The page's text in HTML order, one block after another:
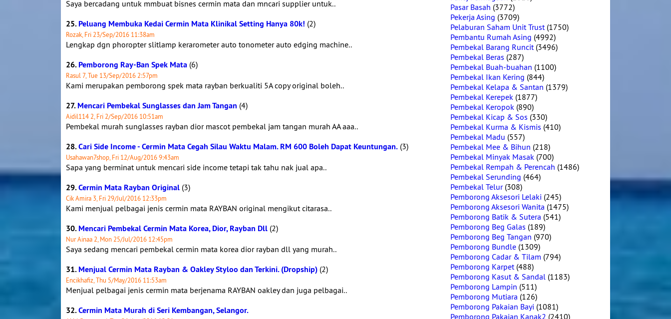
Saya bercadang untuk mmbuat bisnes cermin mata dan mncari supplier untuk..
25.Peluang Membuka Kedai Cermin Mata Klinikal Setting Hanya 80k! (2)
Rozak, Fri 23/Sep/2016 11:38am
Lengkap dgn phoropter slitlamp kerarometer auto tonometer auto edging machine..
26.Pemborong Ray-Ban Spek Mata (6)
Rasul 7, Tue 13/Sep/2016 2:57pm
Kami merupakan pemborong spek mata rayban berkualiti 5A copy original boleh..
27.Mencari Pembekal Sunglasses dan Jam Tangan (4)
Aidil114 2, Fri 2/Sep/2016 10:51am
Pembekal murah sunglasses rayban dior mascot pembekal jam tangan murah AA aaa..
28.Cari Side Income - Cermin Mata Cegah Silau Waktu Malam. RM 600 Boleh Dapat Keuntungan. (3)
Usahawan7shop, Fri 12/Aug/2016 9:43am
Sapa yang berminat untuk mencari side income tetapi tak tahu nak jual apa..
29.Cermin Mata Rayban Original (3)
Cik Amira 3, Fri 29/Jul/2016 12:33pm
Kami menjual pelbagai jenis cermin mata RAYBAN original mengikut citarasa..
30.Mencari Pembekal Cermin Mata Korea, Dior, Rayban Dll (2)
Nur Ainaa 2, Mon 25/Jul/2016 12:45pm
Saya sedang mencari pembekal cermin mata korea dior rayban dll yang murah..
31.Menjual Cermin Mata Rayban & Oakley Styloo dan Terkini. (Dropship) (2)
Encikhafiz, Thu 5/May/2016 11:53am
Menjual pelbagai jenis cermin mata berjenama RAYBAN oakley dan juga pelbagai..
32.Cermin Mata Murah di Seri Kembangan, Selangor.
Pasar Basah (3772)
Pekerja Asing (3709)
Pelaburan Saham Unit Trust(1750)
Pembantu Rumah Asing (4992)
Pembekal Barang Runcit(3496)
Pembekal Beras (287)
Pembekal Buah-buahan (1100)
Pembekal Ikan Kering (844)
Pembekal Kelapa & Santan (1379)
Pembekal Kerepek (1877)
Pembekal Keropok (890)
Pembekal Kicap & Sos (330)
Pembekal Kurma & Kismis (410)
Pembekal Madu (557)
Pembekal Mee & Bihun (218)
Pembekal Minyak Masak (700)
Pembekal Rempah & Perencah (1486)
Pembekal Serunding (464)
Pembekal Telur(308)
Pemborong Aksesori Lelaki (245)
Pemborong Aksesori Wanita (1475)
Pemborong Batik & Sutera (541)
Pemborong Beg Galas (189)
Pemborong Beg Tangan (970)
Pemborong Bundle (1309)
Pemborong Cadar & Tilam (794)
Pemborong Karpet(488)
Pemborong Kasut & Sandal (1183)
Pemborong Lampin (511)
Pemborong Mutiara (126)
Pemborong Pakaian Bayi (1081)
Pemborong Pakaian Kanak2 (2410)